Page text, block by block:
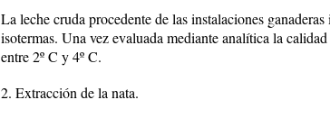
La leche cruda procedente de las instalaciones
isotermas. Una vez evaluada mediante analítica la
entre 2º C y 4º C.
2. Extracción de la nata.